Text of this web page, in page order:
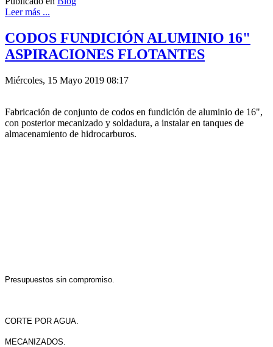
Leer más ...
CODOS FUNDICIÓN ALUMINIO 16"
ASPIRACIONES FLOTANTES
Miércoles, 15 Mayo 2019 08:17
Fabricación de conjunto de codos en fundición de aluminio de 16",
con posterior mecanizado y soldadura, a instalar en tanques de
almacenamiento de hidrocarburos.
Presupuestos sin compromiso.
CORTE POR AGUA.
MECANIZADOS.